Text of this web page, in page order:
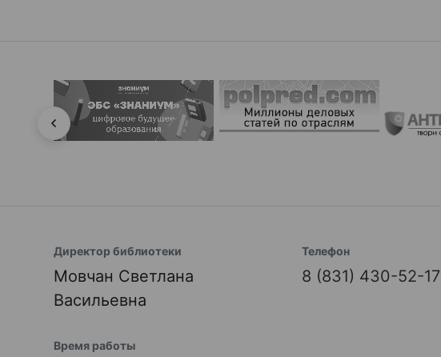
Директор библиотеки
Мовчан Светлана
Васильевна
Телефон
8 (831) 430-52-17
Время работы